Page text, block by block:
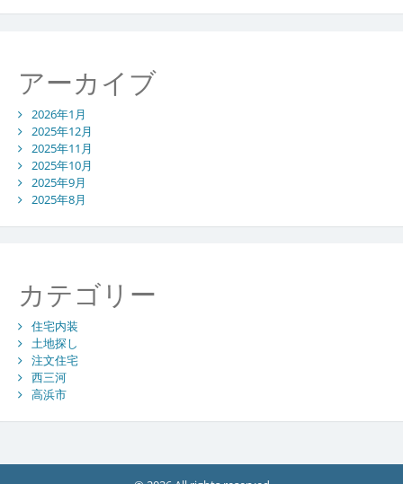
り
アーカイブ
2026年1月
2025年12月
2025年11月
2025年10月
2025年9月
2025年8月
カテゴリー
住宅内装
土地探し
注文住宅
西三河
高浜市